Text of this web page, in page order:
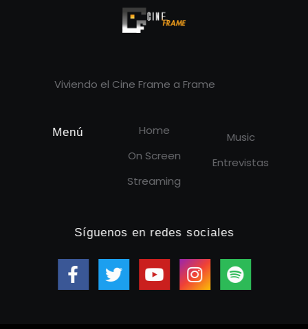
Viviendo el Cine Frame a Frame
Menú
Home
On Screen
Streaming
Music
Entrevistas
Síguenos en redes sociales